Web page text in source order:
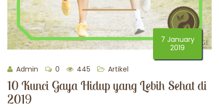
7 January
2019
Admin 0 445 Artikel
10 Kunci Gaya Hidup yang Lebih Sehat di
2019